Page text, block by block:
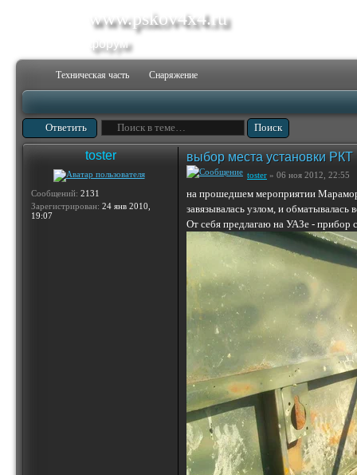
www.pskov4x4.ru
форум
Техническая часть Снаряжение
Ответить
toster
Сообщений: 2131
Зарегистрирован: 24 янв 2010,
19:07
выбор места установки РКТ
toster » 06 ноя 2012, 22:55
на прошедшем мероприятии
завязывалась узлом, и обматывалась
От себя предлагаю на УАЗе - прибор